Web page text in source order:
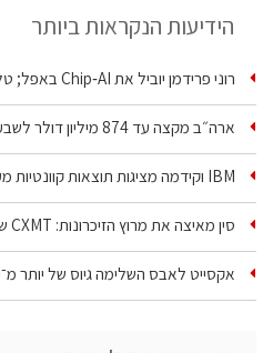
הידיעות הנקראות ביותר
רוני פרידמן יוביל את Chip‑AI באפל; טל ענבר ינהל את…
ארה״ב מקצה עד 874 מיליון דולר לשבע טכנולוגיות שבבים…
IBM וקידמה מציגות תוצאות קוונטיות מעבר ליכולת…
סין מאיצה את מרוץ הזיכרונות: CXMT שוקלת להקים מפעל…
אקסייט לאבס השלימה גיוס של יותר מ־300 מיליון דולר…